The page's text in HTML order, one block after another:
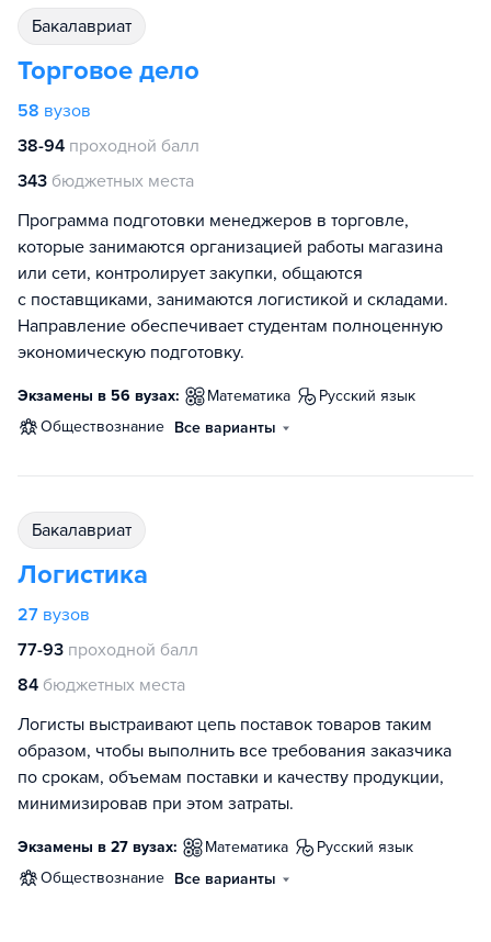
бакалавриат
Торговое дело
58 вузов
38-94 проходной балл
343 бюджетных места
Программа подготовки менеджеров в торговле,
которые занимаются организацией работы магазина
или сети, контролирует закупки, общаются
с поставщиками, занимаются логистикой и складами.
Направление обеспечивает студентам полноценную
экономическую подготовку.
Экзамены в 56 вузах: математика
русский язык
обществознание Все варианты
бакалавриат
Логистика
27 вузов
77-93 проходной балл
84 бюджетных места
Логисты выстраивают цепь поставок товаров таким
образом, чтобы выполнить все требования заказчика
по срокам, объемам поставки и качеству продукции,
минимизировав при этом затраты.
Экзамены в 27 вузах: математика
русский язык
обществознание Все варианты